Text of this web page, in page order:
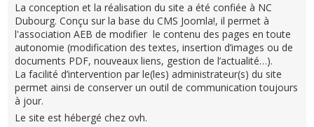
La conception et la réalisation du site a été confiée à NC
Dubourg. Conçu sur la base du CMS Joomla!, il permet à
l'association AEB de modifier le contenu des pages en toute
autonomie (modification des textes, insertion d’images ou de
documents PDF, nouveaux liens, gestion de l’actualité…).
La facilité d’intervention par le(les) administrateur(s) du site
permet ainsi de conserver un outil de communication toujours
à jour.
Le site est hébergé chez ovh.